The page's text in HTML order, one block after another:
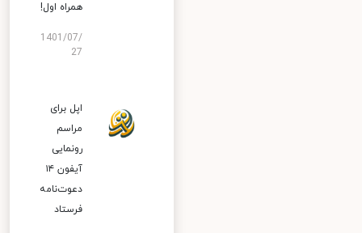
همراه اول!
1401/07/
27
اپل برای
مراسم
رونمایی
آیفون ۱۴
دعوت‌نامه
فرستاد